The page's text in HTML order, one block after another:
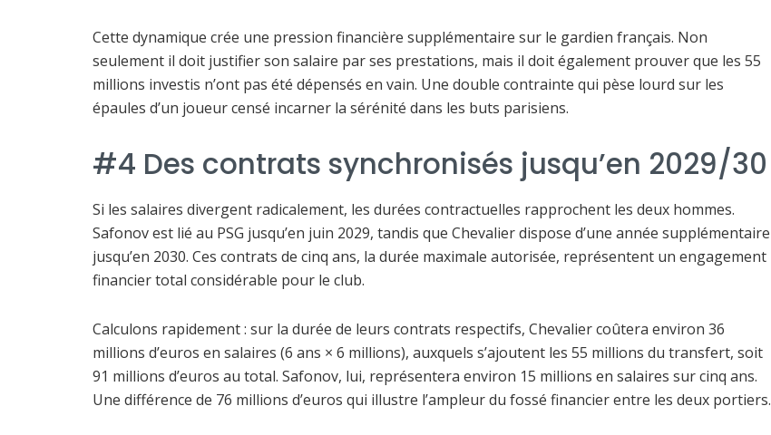
Cette dynamique crée une pression financière supplémentaire sur le gardien français. Non
seulement il doit justifier son salaire par ses prestations, mais il doit également prouver que les 55
millions investis n’ont pas été dépensés en vain. Une double contrainte qui pèse lourd sur les
épaules d’un joueur censé incarner la sérénité dans les buts parisiens.
#4 Des contrats synchronisés jusqu’en 2029/30
Si les salaires divergent radicalement, les durées contractuelles rapprochent les deux hommes.
Safonov est lié au PSG jusqu’en juin 2029, tandis que Chevalier dispose d’une année supplémentaire
jusqu’en 2030. Ces contrats de cinq ans, la durée maximale autorisée, représentent un engagement
financier total considérable pour le club.
Calculons rapidement : sur la durée de leurs contrats respectifs, Chevalier coûtera environ 36
millions d’euros en salaires (6 ans × 6 millions), auxquels s’ajoutent les 55 millions du transfert, soit
91 millions d’euros au total. Safonov, lui, représentera environ 15 millions en salaires sur cinq ans.
Une différence de 76 millions d’euros qui illustre l’ampleur du fossé financier entre les deux portiers.